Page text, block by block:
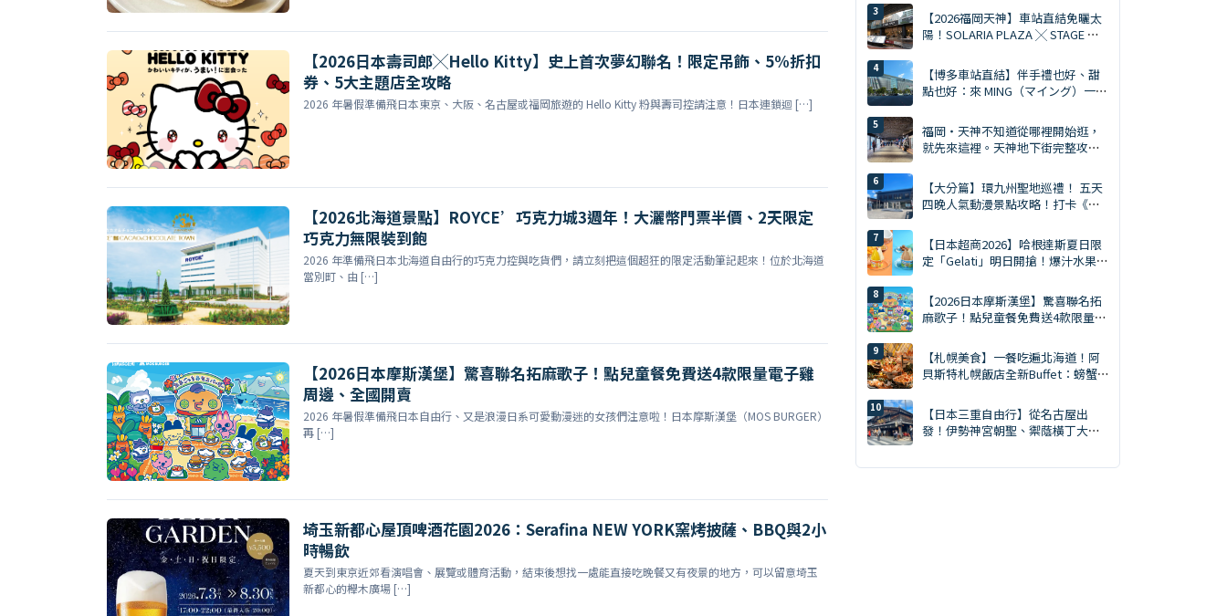
【2026日本壽司郎╳Hello Kitty】史上首次夢幻聯名！限定吊飾、5%折扣
券、5大主題店全攻略
2026 年暑假準備飛日本東京、大阪、名古屋或福岡旅遊的 Hello Kitty 粉與壽司控請注意！日本連鎖迴 […]
【2026北海道景點】ROYCE’巧克力城3週年！大灑幣門票半價、2天限定
巧克力無限裝到飽
2026 年準備飛日本北海道自由行的巧克力控與吃貨們，請立刻把這個超狂的限定活動筆記起來！位於北海道
當別町、由 […]
【2026日本摩斯漢堡】驚喜聯名拓麻歌子！點兒童餐免費送4款限量電子雞
周邊、全國開賣
2026 年暑假準備飛日本自由行、又是浪漫日系可愛動漫迷的女孩們注意啦！日本摩斯漢堡（MOS BURGER）
再 […]
埼玉新都心屋頂啤酒花園2026：Serafina NEW YORK窯烤披薩、BBQ與2小
時暢飲
夏天到東京近郊看演唱會、展覽或體育活動，結束後想找一處能直接吃晚餐又有夜景的地方，可以留意埼玉
新都心的櫸木廣場 […]
【2026福岡天神】車站直結免曬太
陽！SOLARIA PLAZA ╳ STAGE 必
【博多車站直結】伴手禮也好、甜
點也好：來 MING（マイング）一次
（2026年版）
福岡・天神不知道從哪裡開始逛，
就先來這裡。天神地下街完整攻略
【大分篇】環九州聖地巡禮！ 五天
四晚人氣動漫景點攻略！打卡《進
【日本超商2026】哈根達斯夏日限
定「Gelati」明日開搶！爆汁水果、
【2026日本摩斯漢堡】驚喜聯名拓
麻歌子！點兒童餐免費送4款限量電
【札幌美食】一餐吃遍北海道！阿
貝斯特札幌飯店全新Buffet：螃蟹
湯咖哩
【日本三重自由行】從名古屋出
發！伊勢神宮朝聖、禦蔭橫丁大啖